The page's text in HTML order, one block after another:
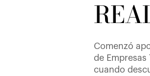
Comenzó
de Empresas
cuando